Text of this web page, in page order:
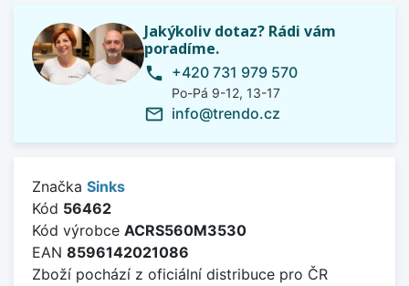
Jakýkoliv dotaz? Rádi vám
poradíme.
phone +420 731 979 570
Po-Pá 9-12, 13-17
mail_outline info@trendo.cz
Značka Sinks
Kód 56462
Kód výrobce ACRS560M3530
EAN 8596142021086
Zboží pochází z oficiální distribuce pro ČR